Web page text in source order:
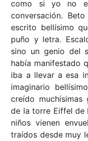
como si yo no
conversación.
escrito bellísimo
puño y letra.
sino un genio del
había manifestado
iba a llevar a esa
imaginario
creído muchísimas
de la torre Eiffel de
niños vienen
traídos desde muy